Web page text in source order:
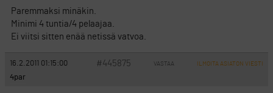
Paremmaksi minäkin.
Minimi 4 tuntia/4 pelaajaa.
Ei viitsi sitten enää netissä vatvoa.
16.2.2011 01:15:00 #445875 VASTAA ILMOITA ASIATON VIESTI
4par